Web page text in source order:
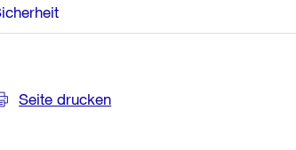
Seite drucken